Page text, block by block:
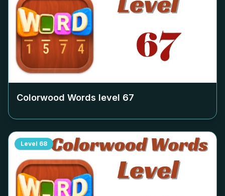
Colorwood Words level 67
Level 68